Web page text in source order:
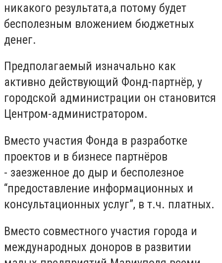
никакого результата,а потому будет
бесполезным вложением бюджетных
денег.
Предполагаемый изначально как
активно действующий Фонд-партнёр, у
городской администрации он становится
Центром-администратором.
Вместо участия Фонда в разработке
проектов и в бизнесе партнёров
- заезженное до дыр и бесполезное
“предоставление информационных и
консультационных услуг”, в т.ч. платных.
Вместо совместного участия города и
международных доноров в развитии